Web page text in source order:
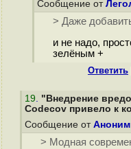
Сообщение от
> Даже
и не надо,
зелёным +
Ответить
19. "Внедрение
Codecov привело к
Сообщение от Аноним
> Модная